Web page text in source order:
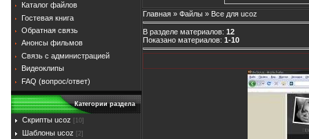
Каталог файлов
Гостевая книга
Обратная связь
Анонсы фильмов
Связь с администрацией
Видеоклипы
FAQ (вопрос/ответ)
Категории раздела
Скрипты ucoz [10]
Шаблоны ucoz [2]
Главная » Файлы » Все для ucoz
В разделе материалов: 12
Показано материалов: 1-10